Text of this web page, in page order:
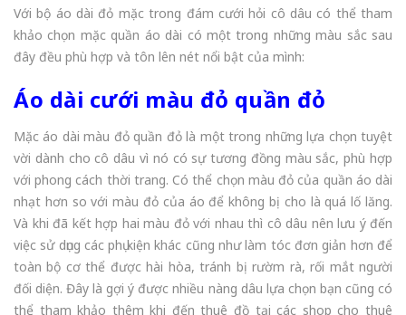
Với bộ áo dài đỏ mặc trong đám cưới hỏi cô dâu có thể tham
khảo chọn mặc quần áo dài có một trong những màu sắc sau
đây đều phù hợp và tôn lên nét nổi bật của mình:
Áo dài cưới màu đỏ quần đỏ
Mặc áo dài màu đỏ quần đỏ là một trong những lựa chọn tuyệt
vời dành cho cô dâu vì nó có sự tương đồng màu sắc, phù hợp
với phong cách thời trang. Có thể chọn màu đỏ của quần áo dài
nhạt hơn so với màu đỏ của áo để không bị cho là quá lố lăng.
Và khi đã kết hợp hai màu đỏ với nhau thì cô dâu nên lưu ý đến
việc sử dụng các phụ kiện khác cũng như làm tóc đơn giản hơn để
toàn bộ cơ thể được hài hòa, tránh bị rườm rà, rối mắt người
đối diện. Đây là gợi ý được nhiều nàng dâu lựa chọn bạn cũng có
thể tham khảo thêm khi đến thuê đồ tại các shop cho thuê